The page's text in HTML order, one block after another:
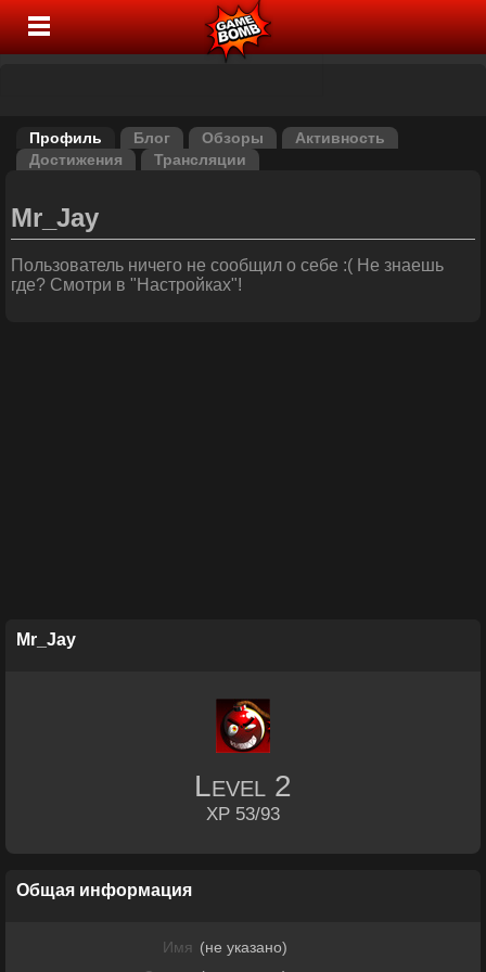
Профиль Блог Обзоры
Активность
Достижения
Трансляции
Mr_Jay
Пользователь ничего не сообщил о себе :( Не знаешь
где? Смотри в "Настройках"!
Mr_Jay
Level 2
XP 53/93
Общая информация
Имя (не указано)